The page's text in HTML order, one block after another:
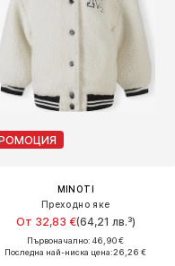
MINOTI
Преходно яке
От 32,83 €(64,21 лв.³)
Първоначално: 46,90 €
Последна най-ниска цена:26,26 €